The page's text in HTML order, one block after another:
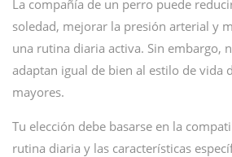
La compañía de un perro puede
soledad, mejorar la presión arterial y
una rutina diaria activa. Sin embargo,
adaptan igual de bien al estilo de vida
mayores.
Tu elección debe basarse en la
rutina diaria y las características